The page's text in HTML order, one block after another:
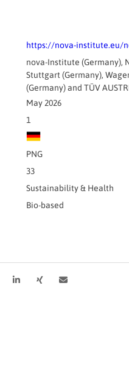
https://nova-institute.eu/
nova-Institute (Germany),
Stuttgart (Germany),
(Germany) and TÜV
May 2026
1
PNG
33
Sustainability & Health
Bio-based